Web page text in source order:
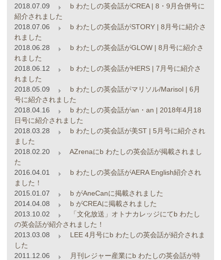
2018.07.09
b わたしの英会話がCREA | 8・9月合併号に
紹介されました
2018.07.06
b わたしの英会話がSTORY | 8月号に紹介さ
れました
2018.06.28
b わたしの英会話がGLOW | 8月号に紹介さ
れました
2018.06.12
b わたしの英会話がHERS | 7月号に紹介さ
れました
2018.05.09
b わたしの英会話がマリソル/Marisol | 6月
号に紹介されました
2018.04.16
b わたしの英会話がan・an | 2018年4月18
日号に紹介されました
2018.03.28
b わたしの英会話が美ST | 5月号に紹介され
ました
2018.02.20
AZrenaにb わたしの英会話が掲載されまし
た
2016.04.01
b わたしの英会話がAERA English紹介され
ました！
2015.01.07
b がAneCanに掲載されました
2014.04.08
b がCREAに掲載されました
2013.10.02
「文化放送」オトナカレッジにてb わたし
の英会話が紹介されました！
2013.03.08
LEE 4月号にb わたしの英会話が紹介されま
した
2011.12.06
月刊レジャー産業にb わたしの英会話が特